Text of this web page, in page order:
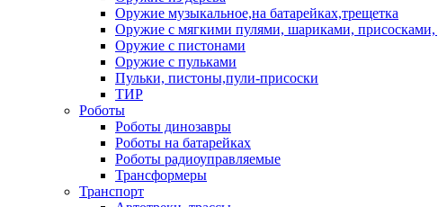
Оружие музыкальное,на батарейках,трещетка
Оружие с мягкими пулями, шариками, присосками,
Оружие с пистонами
Оружие с пульками
Пульки, пистоны,пули-присоски
ТИР
Роботы
Роботы динозавры
Роботы на батарейках
Роботы радиоуправляемые
Трансформеры
Транспорт